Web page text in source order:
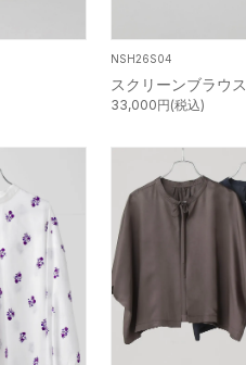
NSH26S04
スクリーンブラウス
33,000円(税込)